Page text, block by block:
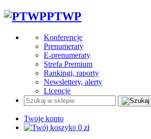
PTWP
Konferencje
Prenumeraty
E-prenumeraty
Strefa Premium
Rankingi, raporty
Newslettery, alerty
Licencje
Twoje konto
0 0 zł